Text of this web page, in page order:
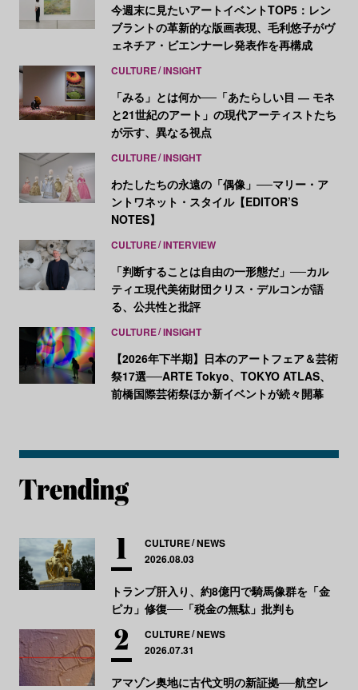
今週末に見たいアートイベントTOP5：レン
ブラントの革新的な版画表現、毛利悠子がヴ
ェネチア・ビエンナーレ発表作を再構成
CULTURE INSIGHT
「みる」とは何か──「あたらしい目 ― モネ
と21世紀のアート」の現代アーティストたち
が示す、異なる視点
CULTURE INSIGHT
わたしたちの永遠の「偶像」──マリー・ア
ントワネット・スタイル【EDITOR’S
NOTES】
CULTURE INTERVIEW
「判断することは自由の一形態だ」──カル
ティエ現代美術財団クリス・デルコンが語
る、公共性と批評
CULTURE INSIGHT
【2026年下半期】日本のアートフェア＆芸術
祭17選──ARTE Tokyo、TOKYO ATLAS、
前橋国際芸術祭ほか新イベントが続々開幕
CULTURE NEWS
2026.08.03
トランプ肝入り、約8億円で騎馬像群を「金
ピカ」修復──「税金の無駄」批判も
CULTURE NEWS
2026.07.31
アマゾン奥地に古代文明の新証拠──航空レ